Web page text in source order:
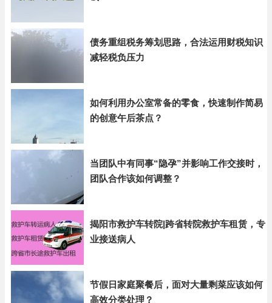
债务重组税务筹划思路，合法运用财税知识
减轻税负压力
如何利用办公室常备的零食，快速制作简易
的创意午后茶点？
当团队中有同事“隐孕”并影响工作交接时，
团队合作该如何调整？
揭阳市救护车转院|跨省转院救护车租赁，专
业接送病人
节假日家庭聚餐后，面对大量剩菜应该如何
高效分类处理？